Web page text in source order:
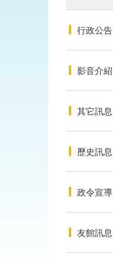
行政公告
影音介紹
其它訊息
歷史訊息
政令宣導
友館訊息